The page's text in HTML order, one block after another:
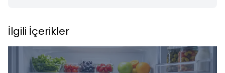
İlgili İçerikler